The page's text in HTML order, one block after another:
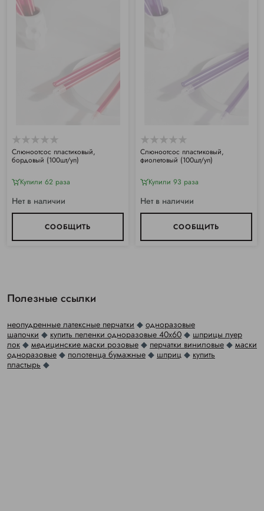
Слюноотсос пластиковый,
бордовый (100шт/уп)
Купили 62 раза
Нет в наличии
СООБЩИТЬ
Слюноотсос пластиковый,
фиолетовый (100шт/уп)
Купили 93 раза
Нет в наличии
СООБЩИТЬ
Полезные ссылки
неопудренные латексные перчатки ◆ одноразовые
шапочки ◆ купить пеленки одноразовые 40х60 ◆ шприцы луер
лок ◆ медицинские маски розовые ◆ перчатки виниловые ◆ маски
одноразовые ◆ полотенца бумажные ◆ шприц ◆ купить
пластырь ◆